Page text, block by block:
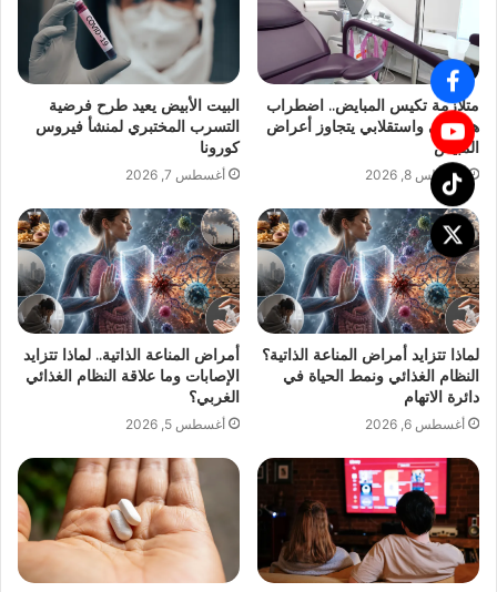
متلازمة تكيس المبايض.. اضطراب
هرموني واستقلابي يتجاوز أعراض
المبيض
أغسطس 8, 2026
البيت الأبيض يعيد طرح فرضية
التسرب المختبري لمنشأ فيروس
كورونا
أغسطس 7, 2026
لماذا تتزايد أمراض المناعة الذاتية؟
النظام الغذائي ونمط الحياة في
دائرة الاتهام
أغسطس 6, 2026
أمراض المناعة الذاتية.. لماذا تتزايد
الإصابات وما علاقة النظام الغذائي
الغربي؟
أغسطس 5, 2026